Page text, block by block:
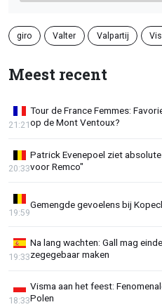
giro Valter Valpartij
Meest recent
Tour de France Femmes:
op de Mont Ventoux?
21:21
Patrick Evenepoel ziet
voor Remco"
20:33
Gemengde gevoelens bij
19:59
Na lang wachten: Gall mag
zegegebaar maken
19:33
Visma aan het feest:
Polen
18:33